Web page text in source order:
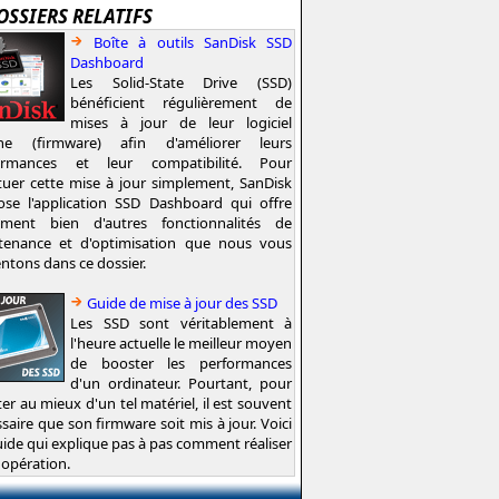
RELATIFS
Boîte à outils SanDisk SSD
Dashboard
Les Solid-State Drive (SSD)
bénéficient régulièrement de
mises à jour de leur logiciel
(firmware) afin d'améliorer leurs
et leur compatibilité. Pour
cette mise à jour simplement, SanDisk
l'application SSD Dashboard qui offre
bien d'autres fonctionnalités de
et d'optimisation que nous vous
dans ce dossier.
Guide de mise à jour des SSD
Les SSD sont véritablement à
l'heure actuelle le meilleur moyen
de booster les performances
d'un ordinateur. Pourtant, pour
au mieux d'un tel matériel, il est souvent
que son firmware soit mis à jour. Voici
qui explique pas à pas comment réaliser